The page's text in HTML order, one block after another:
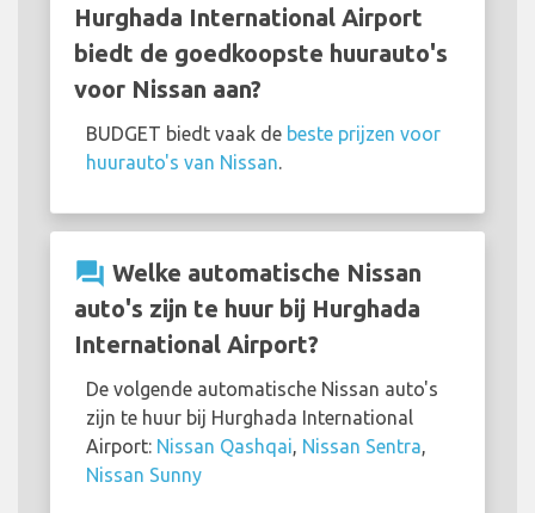
Hurghada International Airport
biedt de goedkoopste huurauto's
voor Nissan aan?
BUDGET biedt vaak de beste prijzen voor
huurauto's van Nissan
question_answer Welke automatische Nissan
auto's zijn te huur bij Hurghada
International Airport?
De volgende automatische Nissan auto's
zijn te huur bij Hurghada International
Airport: Nissan Qashqai Nissan Sentra
Nissan Sunny